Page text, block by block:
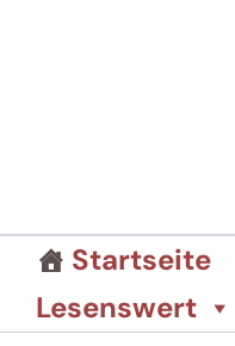
Startseite
Lesenswert